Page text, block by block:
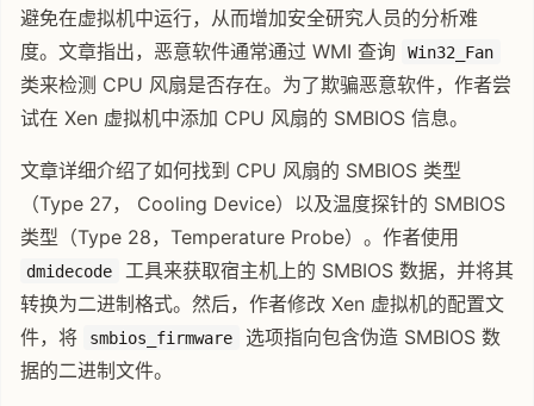
避免在虚拟机中运行，从而增加安全研究人员的分析难
度。文章指出，恶意软件通常通过 WMI 查询
Win32_Fan
类来检测 CPU 风扇是否存在。为了欺骗恶意软件，作者尝
试在 Xen 虚拟机中添加 CPU 风扇的 SMBIOS 信息。
文章详细介绍了如何找到 CPU 风扇的 SMBIOS 类型
（Type 27， Cooling Device）以及温度探针的 SMBIOS
类型（Type 28，Temperature Probe）。作者使用
dmidecode
工具来获取宿主机上的 SMBIOS 数据，并将其
转换为二进制格式。然后，作者修改 Xen 虚拟机的配置文
件，将
smbios_firmware
选项指向包含伪造 SMBIOS 数
据的二进制文件。